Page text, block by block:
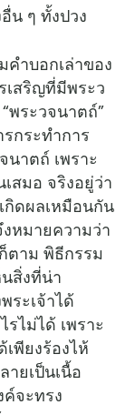
น ๆ ทั้งปวง
บอกเล่าของ
เสริญที่มีพระว
พระวจนาตถ์”
กระทำการ
าตถ์ เพราะ
สมอ จริงอยู่ว่า
กิดผลเหมือนกัน
งหมายความว่า
ตาม พิธีกรรม
สิ่งที่น่า
ระเจ้าได้
ไม่ได้ เพราะ
พียงร้องไห้
ายเป็นเนื้อ
ค์จะทรง